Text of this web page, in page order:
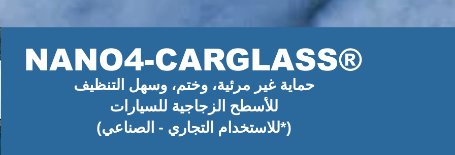
NANO4-CARGLASS®
حماية غير مرئية، وختم، وسهل التنظيف
للأسطح الزجاجية للسيارات
(للاستخدام التجاري - الصناعي*)